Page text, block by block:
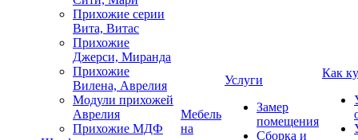
Прихожие серии
Вита, Витас
Прихожие
Джерси, Миранда
Прихожие
Вилена, Аврелия
Модули прихожей
Аврелия
Прихожие МДФ
Мебель
на
Услуги
Замер
помещения
Сборка и
Как